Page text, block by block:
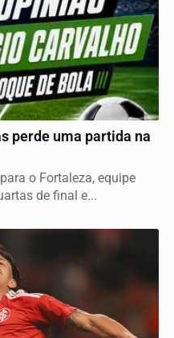
perde uma partida na
o Fortaleza, equipe
de final e...